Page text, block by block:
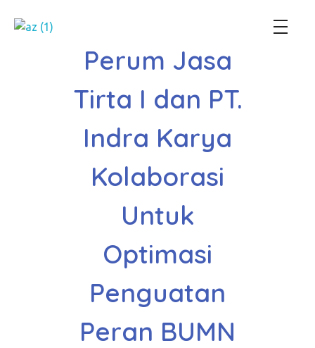
Perum Jasa
Tirta I dan PT.
Indra Karya
Kolaborasi
Untuk
Optimasi
Penguatan
Peran BUMN